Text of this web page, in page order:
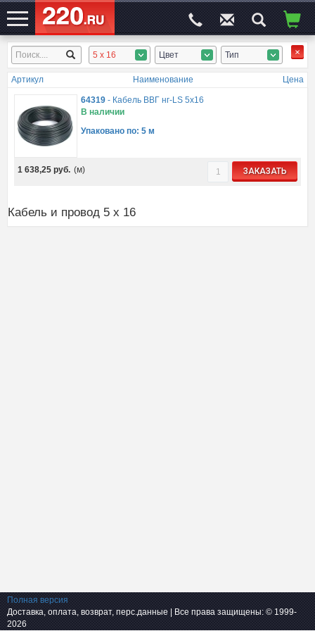
ЭЛЕКТРОСАЙТ№1 5 x 16 Цвет Тип
Артикул Наименование Цена
64319- Кабель ВВГ нг-LS 5х16
В наличии
Упаковано по: 5 м
1 638,25 руб. (м) ЗАКАЗАТЬ
Кабель и провод 5 x 16
Полная версия
Доставка, оплата, возврат, перс.данные | Все права защищены: © 1999-
2026